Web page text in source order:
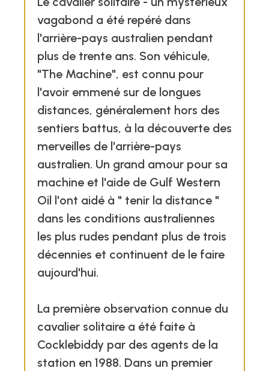
vagabond a été repéré dans
l'arrière-pays australien pendant
plus de trente ans. Son véhicule,
"The Machine", est connu pour
l'avoir emmené sur de longues
distances, généralement hors des
sentiers battus, à la découverte des
merveilles de l'arrière-pays
australien. Un grand amour pour sa
machine et l'aide de Gulf Western
Oil l'ont aidé à " tenir la distance "
dans les conditions australiennes
les plus rudes pendant plus de trois
décennies et continuent de le faire
aujourd'hui.
La première observation connue du
cavalier solitaire a été faite à
Cocklebiddy par des agents de la
station en 1988. Dans un premier